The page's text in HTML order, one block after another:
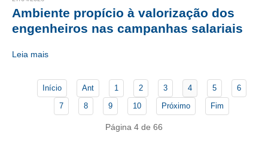
CAMPANHAS SALARIAIS
NOTÍCIAS
Ambiente propício à valorização dos
engenheiros nas campanhas salariais
Leia mais
Início Ant 1 2 3 4 5
6
7
8 9 10 Próximo Fim
Página 4 de 66